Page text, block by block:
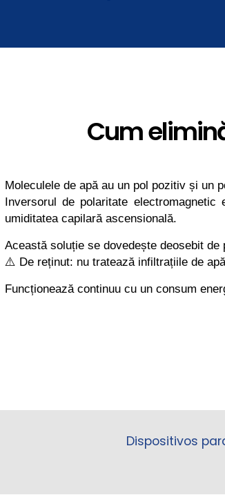
Cum
Moleculele de apă au un pol pozitiv și un
Inversorul de polaritate
umiditatea capilară ascensională.
Această soluție se dovedește deosebit
⚠️ De reținut: nu tratează infiltrațiile de
Funcționează continuu cu un consum
Dispositivos